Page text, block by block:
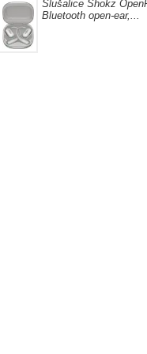
Slušalice Shokz
Bluetooth open-ear,...